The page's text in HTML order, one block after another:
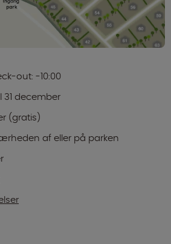
out: -10:00
31 december
(gratis)
af eller på parken